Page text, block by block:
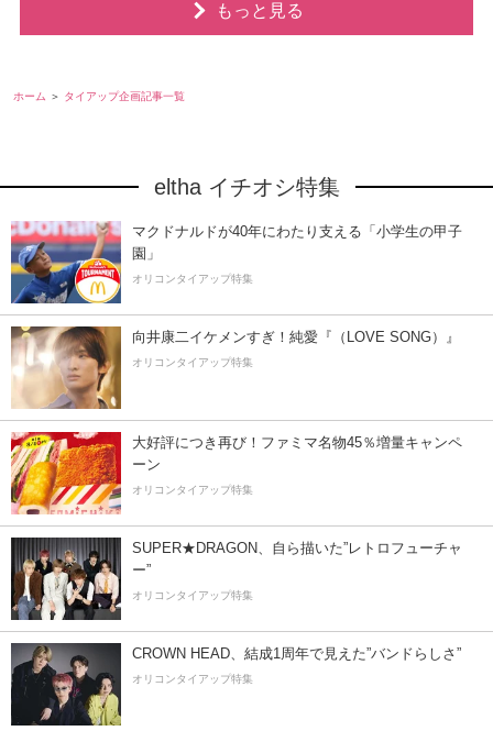
もっと見る
ホーム タイアップ企画記事一覧
eltha イチオシ特集
マクドナルドが40年にわたり支える「小学生の甲子
園」
オリコンタイアップ特集
向井康二イケメンすぎ！純愛『（LOVE SONG）』
オリコンタイアップ特集
大好評につき再び！ファミマ名物45％増量キャンペ
ーン
オリコンタイアップ特集
SUPER★DRAGON、自ら描いた”レトロフューチャ
ー”
オリコンタイアップ特集
CROWN HEAD、結成1周年で見えた”バンドらしさ”
オリコンタイアップ特集